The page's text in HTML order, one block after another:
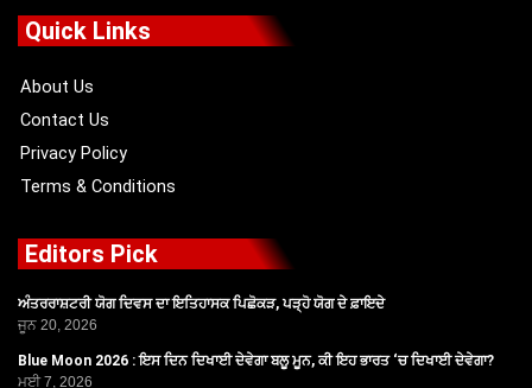
e
Quick Links
About Us
Contact Us
Privacy Policy
Terms & Conditions
Editors Pick
ਅੰਤਰਰਾਸ਼ਟਰੀ ਯੋਗ ਦਿਵਸ ਦਾ ਇਤਿਹਾਸਕ ਪਿਛੋਕੜ, ਪੜ੍ਹੋ ਯੋਗ ਦੇ ਫ਼ਾਇਦੇ
ਜੂਨ 20, 2026
Blue Moon 2026 : ਇਸ ਦਿਨ ਦਿਖਾਈ ਦੇਵੇਗਾ ਬਲੂ ਮੂਨ, ਕੀ ਇਹ ਭਾਰਤ ‘ਚ ਦਿਖਾਈ ਦੇਵੇਗਾ?
ਮਈ 7, 2026